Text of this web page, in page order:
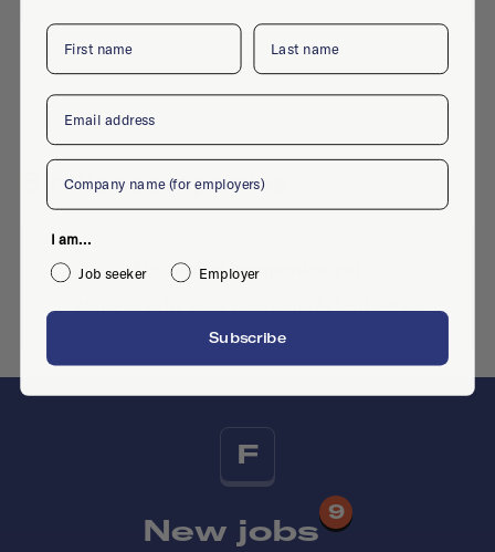
Similar companies
No similar companies yet
Want to add your company?Contact us
F
New jobs
9
First name Last name
Email
Company
I am...
Job seeker
Employer
Subscribe